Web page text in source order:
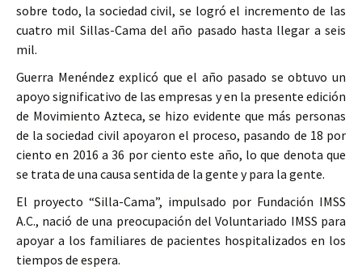
sobre todo, la sociedad civil, se logró el incremento de las
cuatro mil Sillas-Cama del año pasado hasta llegar a seis
mil.
Guerra Menéndez explicó que el año pasado se obtuvo un
apoyo significativo de las empresas y en la presente edición
de Movimiento Azteca, se hizo evidente que más personas
de la sociedad civil apoyaron el proceso, pasando de 18 por
ciento en 2016 a 36 por ciento este año, lo que denota que
se trata de una causa sentida de la gente y para la gente.
El proyecto “Silla-Cama”, impulsado por Fundación IMSS
A.C., nació de una preocupación del Voluntariado IMSS para
apoyar a los familiares de pacientes hospitalizados en los
tiempos de espera.